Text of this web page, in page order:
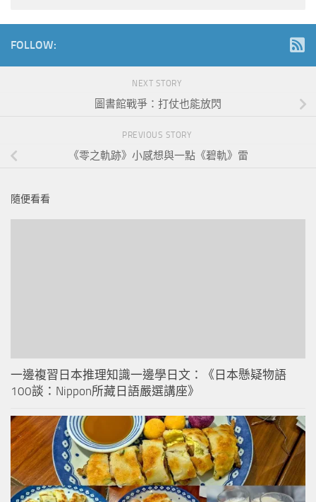
FOLLOW:
NEXT STORY
圖書館戰爭：打仗也能放閃
PREVIOUS STORY
《零之軌跡》小感想與一點《碧軌》雷
隨便看看
一邊複習日本推理知識一邊學日文：《日本懸疑物語
100談：Nippon所藏日語嚴選講座》